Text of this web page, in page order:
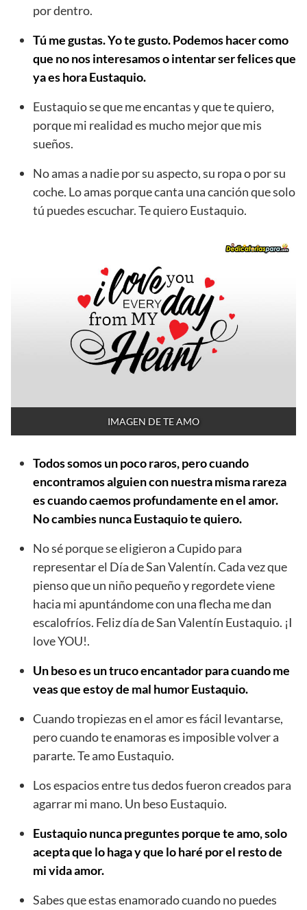
por dentro.
Tú me gustas. Yo te gusto. Podemos hacer como
que no nos interesamos o intentar ser felices que
ya es hora Eustaquio.
Eustaquio se que me encantas y que te quiero,
porque mi realidad es mucho mejor que mis
sueños.
No amas a nadie por su aspecto, su ropa o por su
coche. Lo amas porque canta una canción que solo
tú puedes escuchar. Te quiero Eustaquio.
IMAGEN DE TE AMO
Todos somos un poco raros, pero cuando
encontramos alguien con nuestra misma rareza
es cuando caemos profundamente en el amor.
No cambies nunca Eustaquio te quiero.
No sé porque se eligieron a Cupido para
representar el Día de San Valentín. Cada vez que
pienso que un niño pequeño y regordete viene
hacia mi apuntándome con una flecha me dan
escalofríos. Feliz día de San Valentín Eustaquio. ¡I
love YOU!.
Un beso es un truco encantador para cuando me
veas que estoy de mal humor Eustaquio.
Cuando tropiezas en el amor es fácil levantarse,
pero cuando te enamoras es imposible volver a
pararte. Te amo Eustaquio.
Los espacios entre tus dedos fueron creados para
agarrar mi mano. Un beso Eustaquio.
Eustaquio nunca preguntes porque te amo, solo
acepta que lo haga y que lo haré por el resto de
mi vida amor.
Sabes que estas enamorado cuando no puedes